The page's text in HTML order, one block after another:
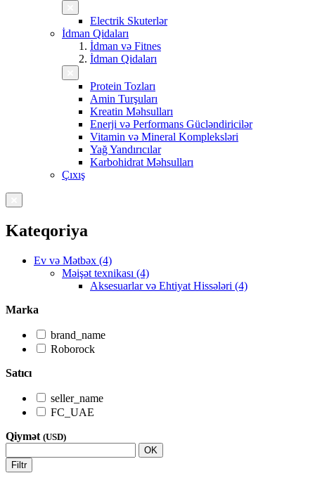
Electrik Skuterlər
İdman Qidaları
İdman və Fitnes
İdman Qidaları
Protein Tozları
Amin Turşuları
Kreatin Məhsulları
Enerji və Performans Gücləndiricilər
Vitamin və Mineral Kompleksləri
Yağ Yandırıcılar
Karbohidrat Məhsulları
Çıxış
Kateqoriya
Ev və Mətbəx (4)
Məişət texnikası (4)
Aksesuarlar və Ehtiyat Hissələri (4)
Marka
brand_name
Roborock
Satıcı
seller_name
FC_UAE
Qiymət (USD)
OK
Filtr